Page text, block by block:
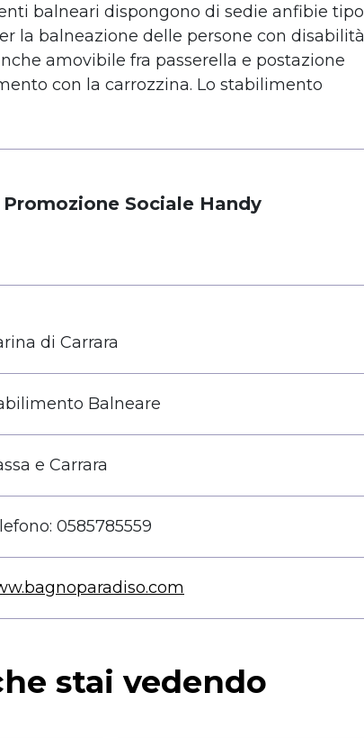
balneari dispongono di sedie anfibie tipo
la balneazione delle persone con disabilità
amovibile fra passerella e postazione
con la carrozzina. Lo stabilimento
Sociale Handy
di Carrara
Balneare
e Carrara
0585785559
stai vedendo